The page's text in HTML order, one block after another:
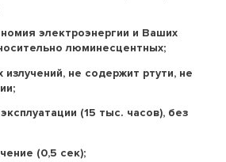
электроэнергии и Ваших
люминесцентных;
не содержит ртути, не
(15 тыс. часов), без
(0,5 сек);